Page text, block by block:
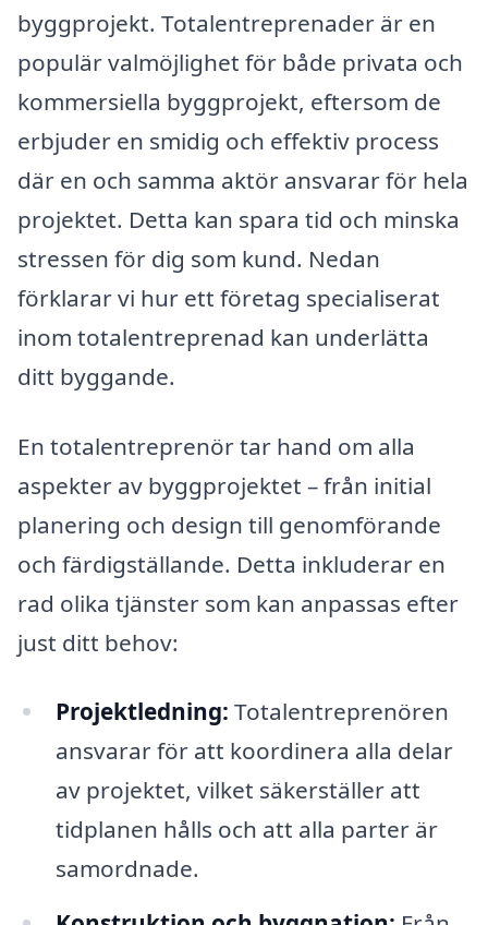
byggprojekt. Totalentreprenader är en
populär valmöjlighet för både privata och
kommersiella byggprojekt, eftersom de
erbjuder en smidig och effektiv process
där en och samma aktör ansvarar för hela
projektet. Detta kan spara tid och minska
stressen för dig som kund. Nedan
förklarar vi hur ett företag specialiserat
inom totalentreprenad kan underlätta
ditt byggande.
En totalentreprenör tar hand om alla
aspekter av byggprojektet – från initial
planering och design till genomförande
och färdigställande. Detta inkluderar en
rad olika tjänster som kan anpassas efter
just ditt behov:
Projektledning: Totalentreprenören
ansvarar för att koordinera alla delar
av projektet, vilket säkerställer att
tidplanen hålls och att alla parter är
samordnade.